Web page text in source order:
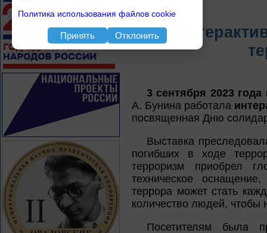
3 сентября 2023 года
А. Бунина работала
посвященная Дню
Выставка
погибших в ходе
терроризм приобрел
техническое
террора может стать
количество людей, чтобы
Посетителям была
Политика использования файлов cookie
Принять Отклонить